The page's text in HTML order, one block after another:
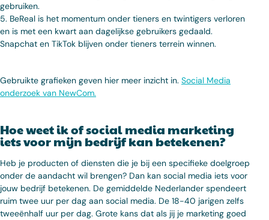
gebruiken.
5. BeReal is het momentum onder tieners en twintigers verloren
en is met een kwart aan dagelijkse gebruikers gedaald.
Snapchat en TikTok blijven onder tieners terrein winnen.
Gebruikte grafieken geven hier meer inzicht in. Social Media
onderzoek van NewCom.
Hoe weet ik of social media marketing
iets voor mijn bedrijf kan betekenen?
Heb je producten of diensten die je bij een specifieke doelgroep
onder de aandacht wil brengen? Dan kan social media iets voor
jouw bedrijf betekenen. De gemiddelde Nederlander spendeert
ruim twee uur per dag aan social media. De 18-40 jarigen zelfs
tweeënhalf uur per dag. Grote kans dat als jij je marketing goed